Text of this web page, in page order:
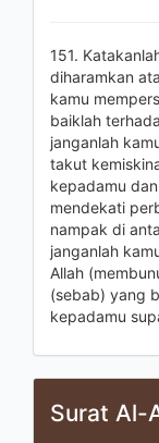
151.
diharamkan
kamu
baiklah
janganlah
takut
kepadamu
mendekati
nampak di
janganlah
Allah
(sebab) yang
kepadamu
Surat Al-